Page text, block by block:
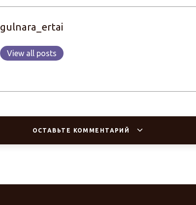
gulnara_ertai
View all posts
ОСТАВЬТЕ КОММЕНТАРИЙ